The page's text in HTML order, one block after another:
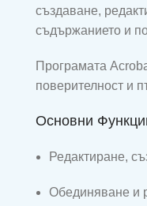
създаване,
съдържанието и
Програмата
поверителност и
Основни
Редактиране,
Обединяване и